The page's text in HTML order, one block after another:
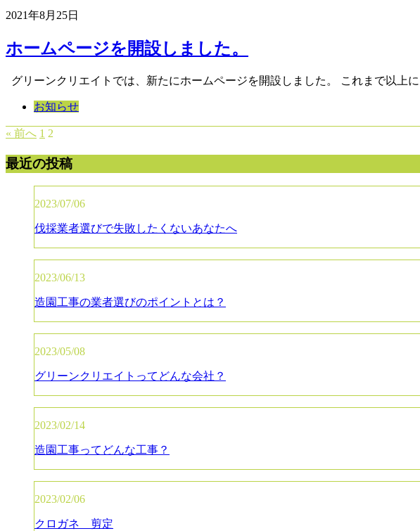
2021年8月25日
ホームページを開設しました。
グリーンクリエイトでは、新たにホームページを開設しました。 これまで以
お知らせ
« 前へ 1 2
最近の投稿
2023/07/06
伐採業者選びで失敗したくないあなたへ
2023/06/13
造園工事の業者選びのポイントとは？
2023/05/08
グリーンクリエイトってどんな会社？
2023/02/14
造園工事ってどんな工事？
2023/02/06
クロガネ 剪定